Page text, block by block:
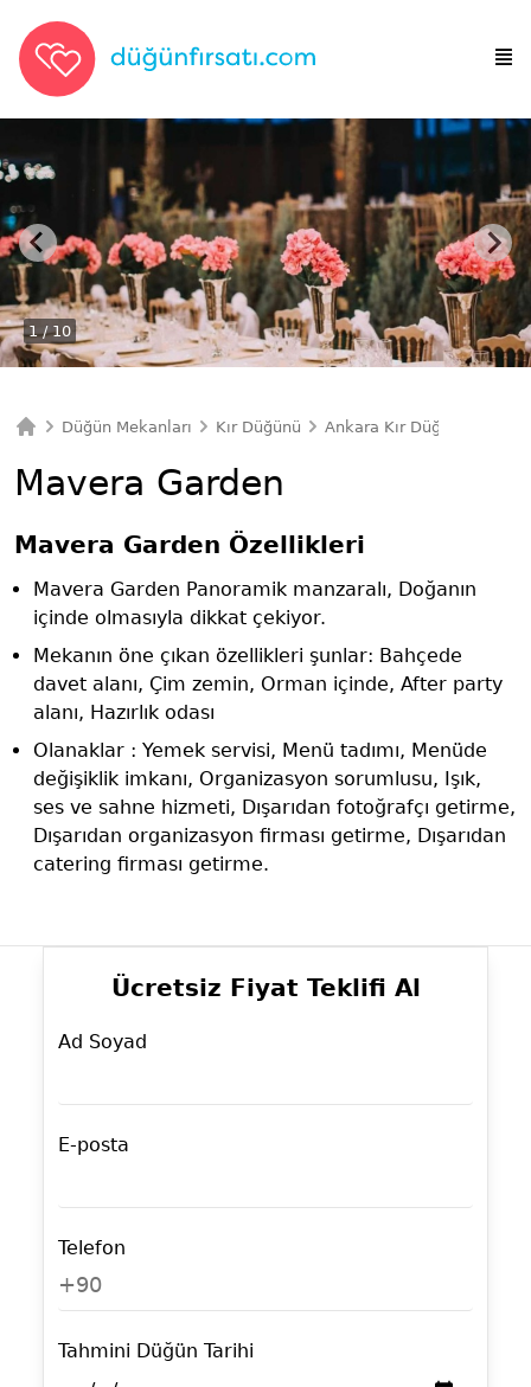
1/ 10
Düğün Mekanları Kır Düğünü Ankara Kır Düğünü
Mavera Garden
Mavera Garden Özellikleri
Mavera Garden Panoramik manzaralı, Doğanın
içinde olmasıyla dikkat çekiyor.
Mekanın öne çıkan özellikleri şunlar: Bahçede
davet alanı, Çim zemin, Orman içinde, After party
alanı, Hazırlık odası
Olanaklar : Yemek servisi, Menü tadımı, Menüde
değişiklik imkanı, Organizasyon sorumlusu, Işık,
ses ve sahne hizmeti, Dışarıdan fotoğrafçı getirme,
Dışarıdan organizasyon firması getirme, Dışarıdan
catering firması getirme.
Ücretsiz Fiyat Teklifi Al
Ad Soyad
E-posta
Telefon
+90
Tahmini Düğün Tarihi